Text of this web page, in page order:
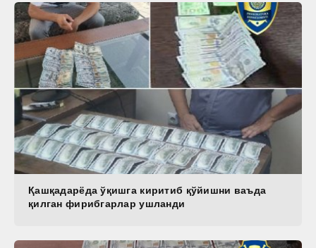
Қашқадарёда ўқишга киритиб қўйишни ваъда
қилган фирибгарлар ушланди